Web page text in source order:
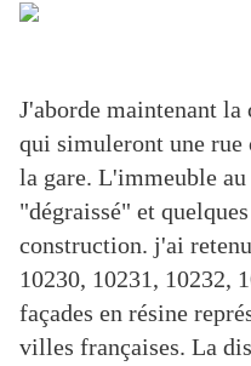
J'aborde maintenant la
qui simuleront une rue
la gare. L'immeuble
"dégraissé" et
construction. j'ai
10230, 10231, 10232,
façades en résine
villes françaises. La